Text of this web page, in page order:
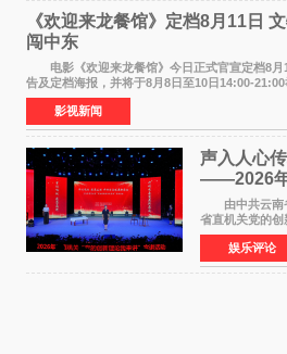
《欢迎来龙餐馆》定档8月11日
闯中东
电影《欢迎来龙餐馆》今日正式官宣定档8月
告及定档海报，并将于8月8日至10日14:00-
食大片，影片讲述的是中国厨师徐福（沈腾
影视新闻
声入人心
——2026年
论我来讲
由中共云南
省直机关党的创
至5日在昆明举
开创云南发展
特色社会主义
娱乐评论